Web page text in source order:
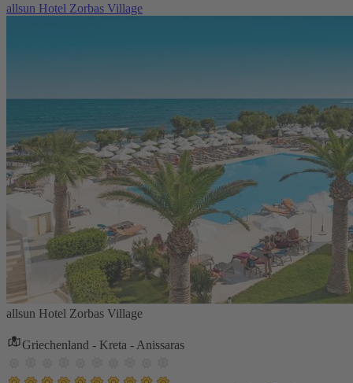
allsun Hotel Zorbas Village
allsun Hotel Zorbas Village
Griechenland - Kreta - Anissaras